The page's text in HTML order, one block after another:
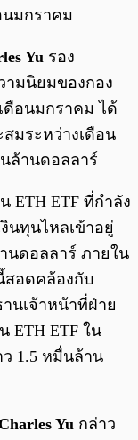
นมกราคม
Yu รอง
ามนิยมของกอง
ดือนมกราคม ได้
สมระหว่างเดือน
ล้านดอลลาร์
ETH ETF ที่กำลัง
นทุนไหลเข้าอยู่
นดอลลาร์ ภายใน
สอดคล้องกับ
านเจ้าหน้าที่ฝ่าย
ETH ETF ใน
1.5 หมื่นล้าน
Yu กล่าว